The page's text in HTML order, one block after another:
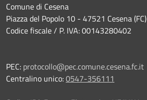
Comune di Cesena
Piazza del Popolo 10 - 47521 Cesena (FC)
Codice fiscale / P. IVA: 00143280402
PEC: protocollo@pec.comune.cesena.fc.it
Centralino unico:0547-356111